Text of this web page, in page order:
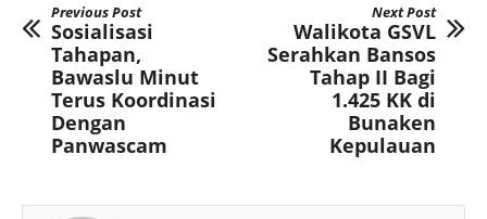
Previous Post
Sosialisasi
Tahapan,
Bawaslu Minut
Terus Koordinasi
Dengan
Panwascam
Next Post
Walikota GSVL
Serahkan Bansos
Tahap II Bagi
1.425 KK di
Bunaken
Kepulauan